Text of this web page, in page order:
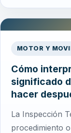
MOTOR Y
Cómo
significado
hacer
La Inspección
procedimiento